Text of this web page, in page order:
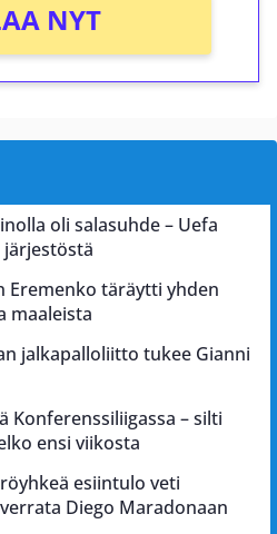
NYT
oli salasuhde – Uefa
järjestöstä
Eremenko täräytti yhden
maaleista
jalkapalloliitto tukee Gianni
Konferenssiliigassa – silti
ensi viikosta
esiintulo veti
Diego Maradonaan